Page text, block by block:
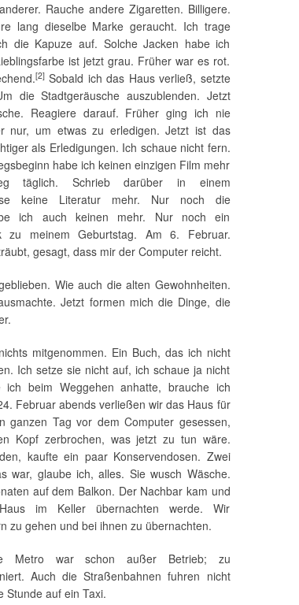
Rauche andere Zigaretten. Billigere.
lang dieselbe Marke geraucht. Ich trage
die Kapuze auf. Solche Jacken habe ich
ist jetzt grau. Früher war es rot.
[2]Sobald ich das Haus verließ, setzte
die Stadtgeräusche auszublenden. Jetzt
Reagiere darauf. Früher ging ich nie
nur, um etwas zu erledigen. Jetzt ist das
als Erledigungen. Ich schaue nicht fern.
habe ich keinen einzigen Film mehr
täglich. Schrieb darüber in einem
keine Literatur mehr. Nur noch die
ich auch keinen mehr. Nur noch ein
zu meinem Geburtstag. Am 6. Februar.
gesagt, dass mir der Computer reicht.
Wie auch die alten Gewohnheiten.
Jetzt formen mich die Dinge, die
mitgenommen. Ein Buch, das ich nicht
Ich setze sie nicht auf, ich schaue ja nicht
ich beim Weggehen anhatte, brauche ich
Februar abends verließen wir das Haus für
ganzen Tag vor dem Computer gesessen,
Kopf zerbrochen, was jetzt zu tun wäre.
kaufte ein paar Konservendosen. Zwei
war, glaube ich, alles. Sie wusch Wäsche.
auf dem Balkon. Der Nachbar kam und
im Keller übernachten werde. Wir
zu gehen und bei ihnen zu übernachten.
Metro war schon außer Betrieb; zu
Auch die Straßenbahnen fuhren nicht
Stunde auf ein Taxi.